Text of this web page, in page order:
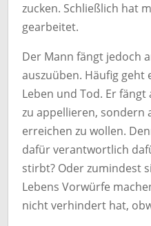
zucken. Schließlich hat
gearbeitet.
Der Mann fängt jedoch
auszuüben. Häufig geht
Leben und Tod. Er
zu appellieren, sondern
erreichen zu wollen.
dafür verantwortlich
stirbt? Oder zumindest
Lebens Vorwürfe
nicht verhindert hat,